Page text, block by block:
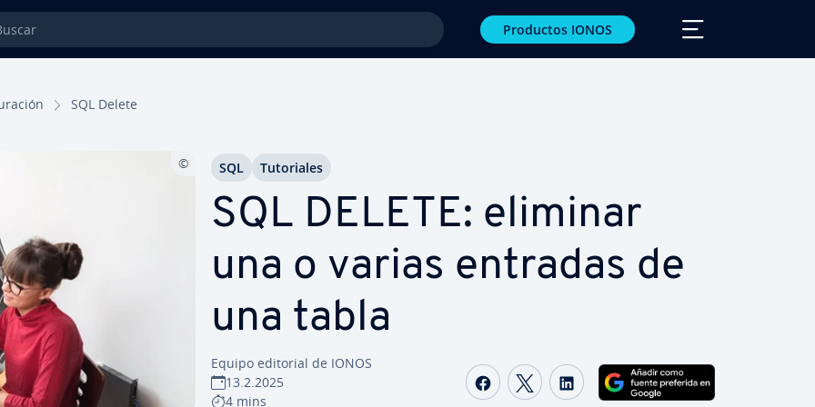
Productos IONOS
SQL Delete
SQL DELETE: eliminar
una o varias entradas de
una tabla
Equipo editorial de IONOS
13.2.2025
4 mins
Compartir Facebook
Compartir Twitter
Compartir LinkedIn
SQL Tu­to­ria­les